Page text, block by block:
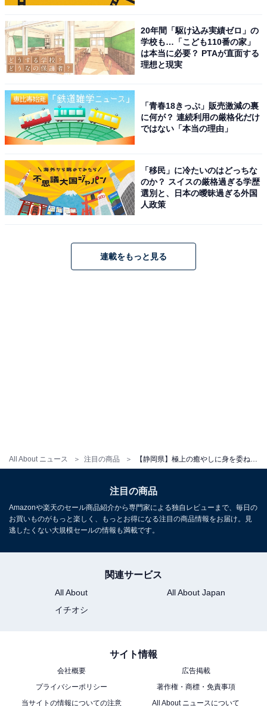
All About ニュース 注目の商品
Webサイトより）
「海一望絶景の宿 いなとり荘」は、全ての客室から東伊
豆の広大な海を一望できる絶景の宿です。展望大浴場
港で水揚げされた「金目鯛の煮付け」をはじめとする新
鮮な磯料理が自慢。さらに、チェックアウトが12時と遅
交通手段：伊豆急行線「伊豆稲取駅」より徒歩約15分／
無料送迎バスで約5分／「東京用賀IC」より約2時間40分
大人1名（参考価格）：2万900円
※料金は公式Webサイト参考価格
チェックイン・チェックアウト
チェックイン：15:00
チェックアウト：12:00
20年間「駆け込み実績ゼロ」の
学校も…「こども110番の家」
は本当に必要？ PTAが直面する
理想と現実
「青春18きっぷ」販売激減の裏
に何が？ 連続利用の厳格化だけ
ではない「本当の理由」
「移民」に冷たいのはどっちな
のか？ スイスの厳格過ぎる学歴
選別と、日本の曖昧過ぎる外国
人政策
連載をもっと見る
注目の商品
Amazonや楽天のセール商品紹介から専門家による独自レビューまで、毎日の
お買いものがもっと楽しく、もっとお得になる注目の商品情報をお届け。見
逃したくない大規模セールの情報も満載です。
関連サービス
All About
All About Japan
イチオシ
サイト情報
会社概要
広告掲載
プライバシーポリシー
著作権・商標・免責事項
当サイトの情報についての注意
All About ニュースについて